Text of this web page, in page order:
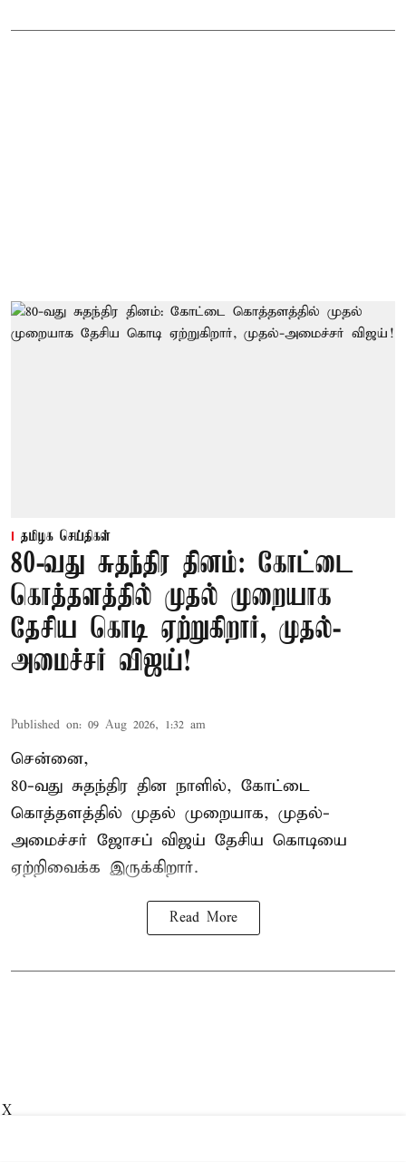
தமிழக செய்திகள்
80-வது சுதந்திர தினம்: கோட்டை
கொத்தளத்தில் முதல் முறையாக
தேசிய கொடி ஏற்றுகிறார், முதல்-
அமைச்சர் விஜய்!
Published on: 09 Aug 2026, 1:32 am
சென்னை,
80-வது சுதந்திர தின நாளில், கோட்டை
கொத்தளத்தில் முதல் முறையாக, முதல்-
அமைச்சர் ஜோசப் விஜய் தேசிய கொடியை
ஏற்றிவைக்க இருக்கிறார்.
Read More
X